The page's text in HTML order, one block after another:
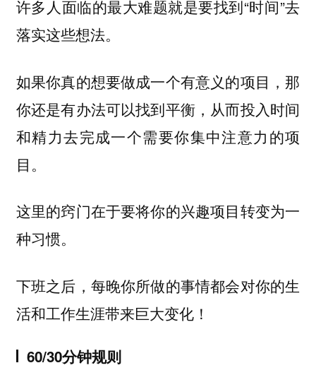
许多人面临的最大难题就是要找到“时间”去
落实这些想法。
如果你真的想要做成一个有意义的项目，那
你还是有办法可以找到平衡，从而投入时间
和精力去完成一个需要你集中注意力的项
目。
这里的窍门在于要将你的兴趣项目转变为一
种习惯。
下班之后，每晚你所做的事情都会对你的生
活和工作生涯带来巨大变化！
60/30分钟规则